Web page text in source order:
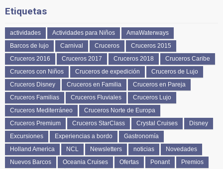
Etiquetas
actividades Actividades para Niños
AmaWaterways
Barcos de lujo
Carnival Cruceros
Cruceros 2015
Cruceros 2016
Cruceros 2017 Cruceros 2018
Cruceros Caribe
Cruceros con Niños
Cruceros de expedición
Cruceros de Lujo
Cruceros Disney
Cruceros en Familia
Cruceros en Pareja
Cruceros Familias
Cruceros Fluviales
Cruceros Lujo
Cruceros Mediterráneo
Cruceros Norte de Europa
Cruceros Premium
Cruceros StarClass Crystal Cruises
Disney
Excursiones
Experiencias a bordo
Gastronomía
Holland America
NCL Newsletters noticias
Novedades
Nuevos Barcos
Oceania Cruises Ofertas Ponant
Premios